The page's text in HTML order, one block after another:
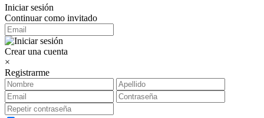
Iniciar sesión
Continuar como invitado
Crear una cuenta
×
Registrarme